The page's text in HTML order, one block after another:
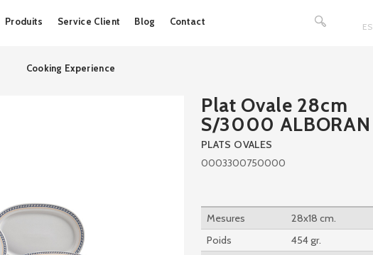
to
Produits Service Client Blog Contact
Cooking Experience
ES
Plat Ovale 28cm
S/3000 ALBORAN
PLATS OVALES
0003300750000
Mesures
28x18 cm.
Poids
454 gr.